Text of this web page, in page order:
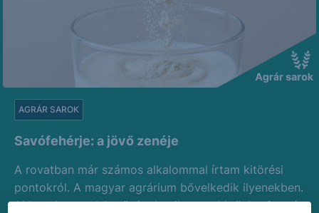
Savófehérje: a jövő zenéje
AGRÁR SAROK
A rovatban már számos alkalommal írtam kitörési
pontokról. A magyar agrárium bővelkedik ilyenekben.
Ahhoz, hogy e lehetőségek mihamarabb üzlet-formát